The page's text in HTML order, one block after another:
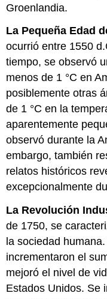
Groenlandia.
La Pequeña Edad
ocurrió entre 1550
tiempo, se observó
menos de 1 °C en
posiblemente otras
de 1 °C en la
aparentemente
observó durante la
embargo, también
relatos históricos
excepcionalmente
La Revolución
de 1750, se
la sociedad
incrementaron el
mejoró el nivel de
Estados Unidos. Se